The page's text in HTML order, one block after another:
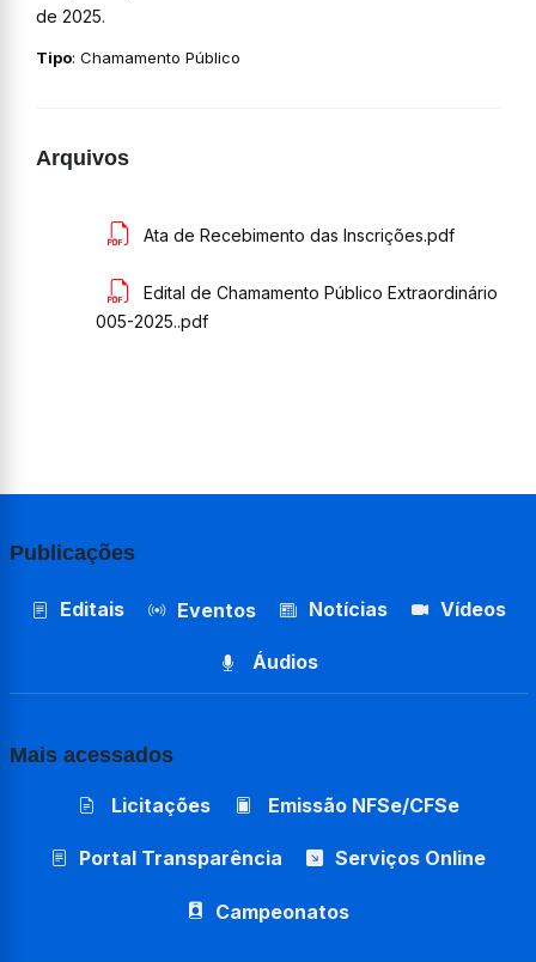
de 2025.
Tipo: Chamamento Público
Arquivos
Ata de Recebimento das Inscrições.pdf
Edital de Chamamento Público Extraordinário
005-2025..pdf
Publicações
Editais Eventos Notícias Vídeos
Áudios
Mais acessados
Licitações Emissão NFSe/CFSe
Portal Transparência Serviços Online
Campeonatos